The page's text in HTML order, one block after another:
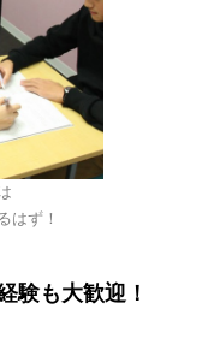
はず！
験も大歓迎！